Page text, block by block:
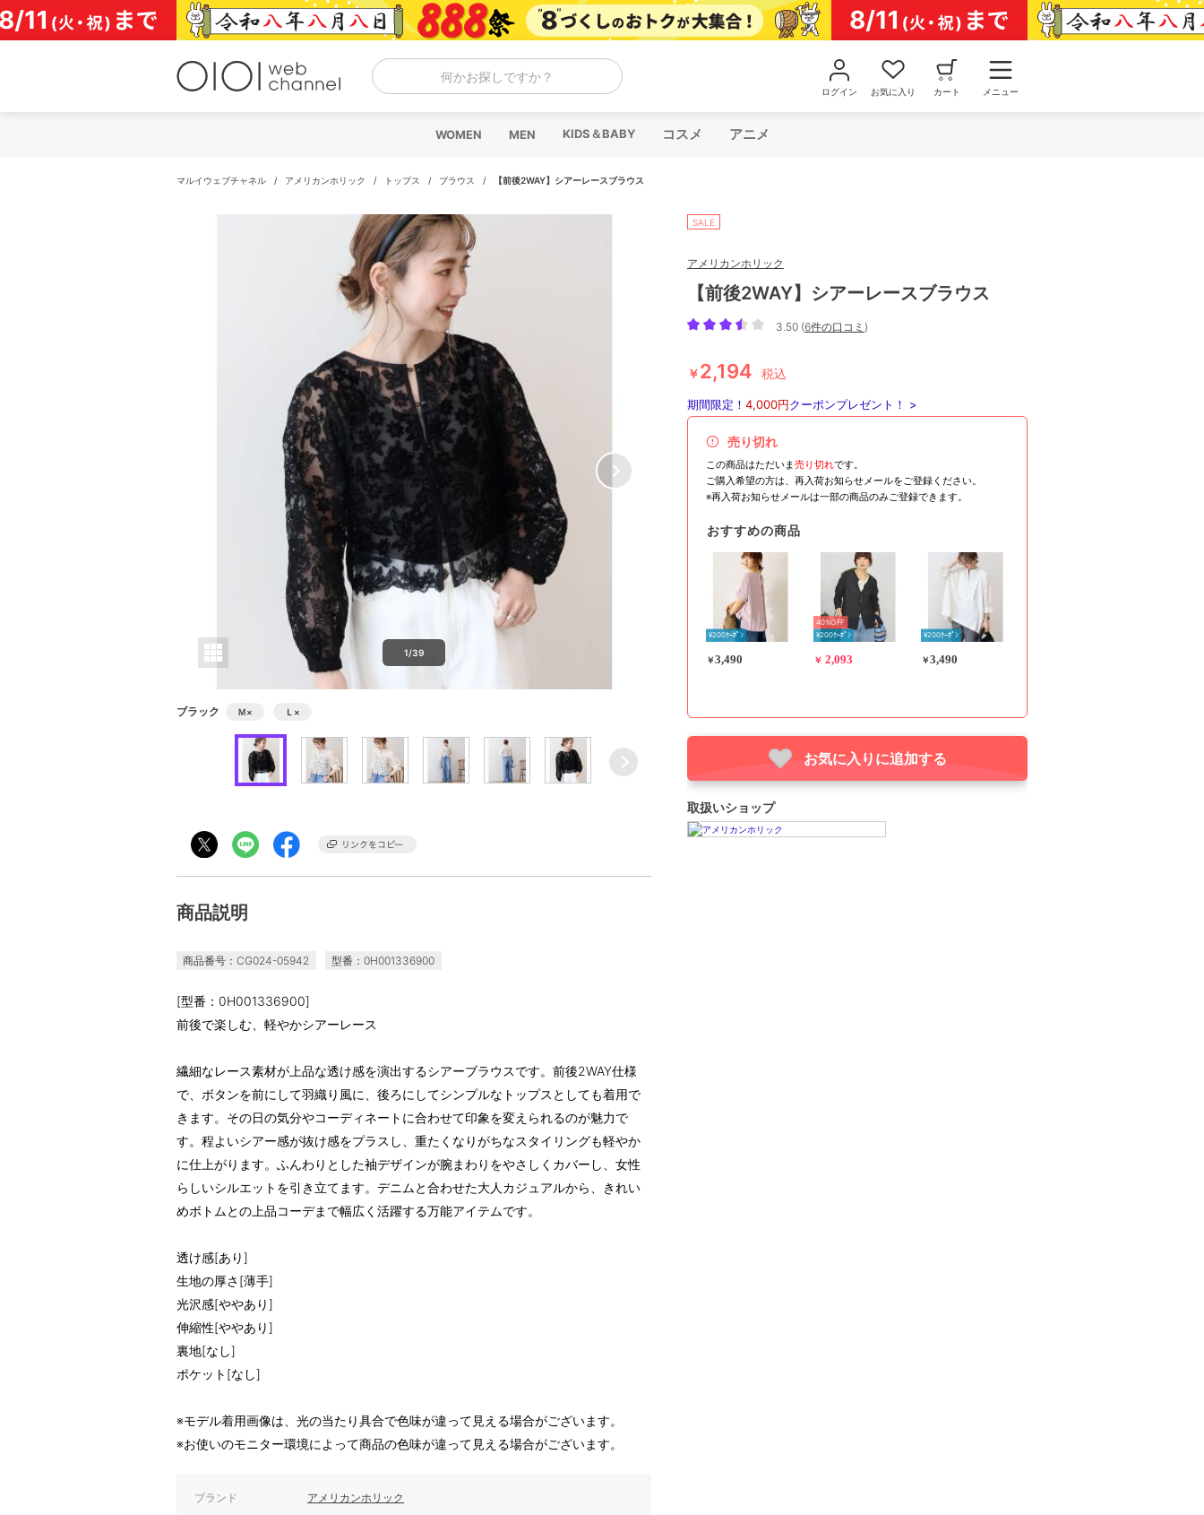
コ
ン
テ
何かお探しですか？
ログイン お気に入り カート メニュー
WOMEN MEN KIDS＆BABY コスメ アニメ
マルイウェブチャネル / アメリカンホリック / トップス / ブラウス / 【前後2WAY】シアーレースブラウス
1/39
ブラック Ｍ× Ｌ ×
商品説明
商品番号：CG024-05942 型番：0H001336900
[型番：0H001336900]
前後で楽しむ、軽やかシアーレース
繊細なレース素材が上品な透け感を演出するシアーブラウスです。前後2WAY仕様
で、ボタンを前にして羽織り風に、後ろにしてシンプルなトップスとしても着用で
きます。その日の気分やコーディネートに合わせて印象を変えられるのが魅力で
す。程よいシアー感が抜け感をプラスし、重たくなりがちなスタイリングも軽やか
に仕上がります。ふんわりとした袖デザインが腕まわりをやさしくカバーし、女性
らしいシルエットを引き立てます。デニムと合わせた大人カジュアルから、きれい
めボトムとの上品コーデまで幅広く活躍する万能アイテムです。
透け感[あり]
生地の厚さ[薄手]
光沢感[ややあり]
伸縮性[ややあり]
裏地[なし]
ポケット[なし]
※モデル着用画像は、光の当たり具合で色味が違って見える場合がございます。
※お使いのモニター環境によって商品の色味が違って見える場合がございます。
ブランド アメリカンホリック
SALE
アメリカンホリック
【前後2WAY】シアーレースブラウス
3.50 (6件の口コミ )
￥2,194 税込
期間限定！ 4,000円クーポンプレゼント！ >
売り切れ
この商品はただいま売り切れです。
ご購入希望の方は、再入荷お知らせメールをご登録ください。
※再入荷お知らせメールは一部の商品のみご登録できます。
おすすめの商品
¥200ｸｰﾎﾟﾝ
￥3,490
40%OFF
¥200ｸｰﾎﾟﾝ
￥ 2,093
¥200ｸｰﾎﾟﾝ
￥3,490
お気に入りに追加する
取扱いショップ